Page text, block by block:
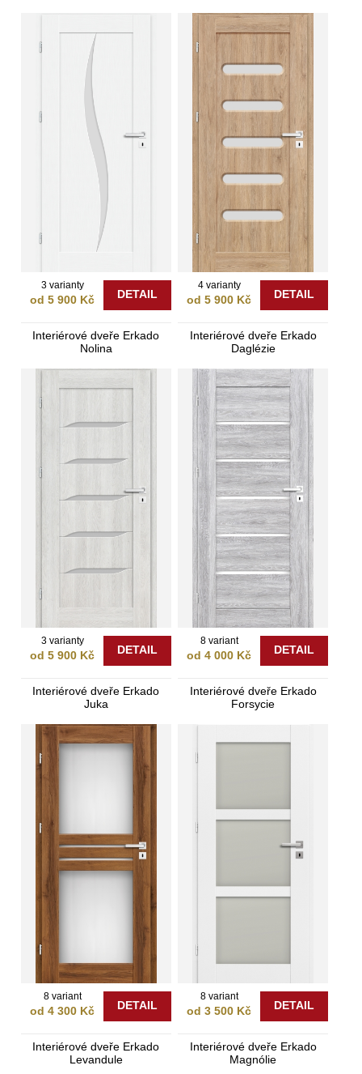
3 varianty
od 5 900 Kč DETAIL
4 varianty
od 5 900 Kč DETAIL
Interiérové dveře Erkado
Nolina
3 varianty
od 5 900 Kč DETAIL
Interiérové dveře Erkado
Daglézie
8 variant
od 4 000 Kč DETAIL
Interiérové dveře Erkado
Juka
8 variant
od 4 300 Kč DETAIL
Interiérové dveře Erkado
Forsycie
8 variant
od 3 500 Kč DETAIL
Interiérové dveře Erkado
Levandule
Interiérové dveře Erkado
Magnólie